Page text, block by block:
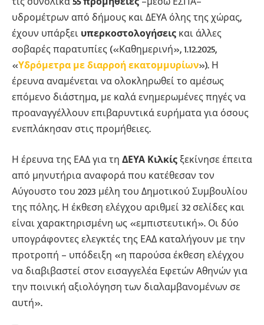
υδρομέτρων από δήμους και ΔΕΥΑ όλης της χώρας,
έχουν υπάρξει υπερκοστολογήσεις και άλλες
σοβαρές παρατυπίες («Καθημερινή», 1.12.2025,
«Υδρόμετρα με διαρροή εκατομμυρίων»). Η
έρευνα αναμένεται να ολοκληρωθεί το αμέσως
επόμενο διάστημα, με καλά ενημερωμένες πηγές να
προαναγγέλλουν επιβαρυντικά ευρήματα για όσους
ενεπλάκησαν στις προμήθειες.
Η έρευνα της ΕΑΔ για τη ΔΕΥΑ Κιλκίς ξεκίνησε έπειτα
από μηνυτήρια αναφορά που κατέθεσαν τον
Αύγουστο του 2023 μέλη του Δημοτικού Συμβουλίου
της πόλης. Η έκθεση ελέγχου αριθμεί 32 σελίδες και
είναι χαρακτηρισμένη ως «εμπιστευτική». Οι δύο
υπογράφοντες ελεγκτές της ΕΑΔ καταλήγουν με την
προτροπή – υπόδειξη «η παρούσα έκθεση ελέγχου
να διαβιβαστεί στον εισαγγελέα Εφετών Αθηνών για
την ποινική αξιολόγηση των διαλαμβανομένων σε
αυτή».